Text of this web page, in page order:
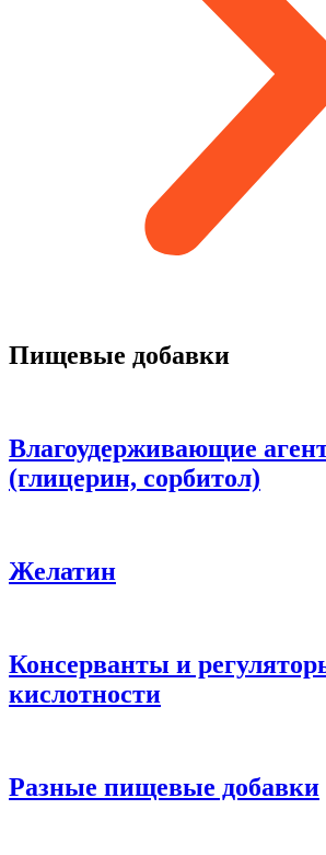
Пищевые добавки
Влагоудерживающие
(глицерин, сорбитол)
Желатин
Консерванты и
кислотности
Разные пищевые добавки